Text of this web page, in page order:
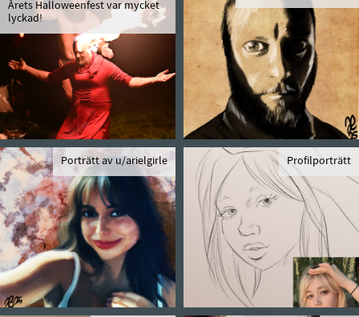
Årets Halloweenfest var mycket
lyckad!
Porträtt av u/arielgirle Profilporträtt